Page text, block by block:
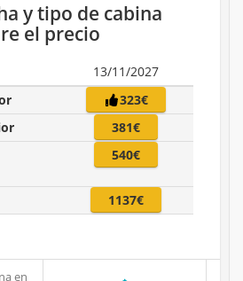
y tipo de cabina
el precio
13/11/2027
323€
381€
540€
1137€
en